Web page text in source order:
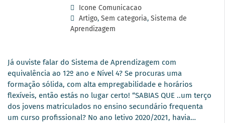
Icone Comunicacao
Artigo, Sem categoria, Sistema de
Aprendizagem
Já ouviste falar do Sistema de Aprendizagem com
equivalência ao 12º ano e Nível 4? Se procuras uma
formação sólida, com alta empregabilidade e horários
flexíveis, então estás no lugar certo! “SABIAS QUE ..um terço
dos jovens matriculados no ensino secundário frequenta
um curso profissional? No ano letivo 2020/2021, havia…